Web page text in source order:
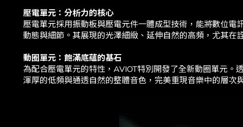
壓電單元：分析力的核心
壓電單元採用振動板與壓電元件一體成型技術，能將數位
動態與細節。其展現的光澤細緻、延伸自然的高頻，尤其在
動圈單元：飽滿底蘊的基石
為配合壓電單元的特性，AVIOT特別開發了全新動圈單元
渾厚的低頻與通透自然的整體音色，完美重現音樂中的層次